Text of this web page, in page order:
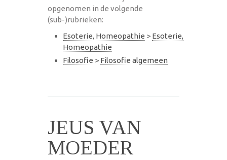
opgenomen in de volgende
(sub-)rubrieken:
Esoterie, Homeopathie > Esoterie,
Homeopathie
Filosofie > Filosofie algemeen
JEUS VAN
MOEDER